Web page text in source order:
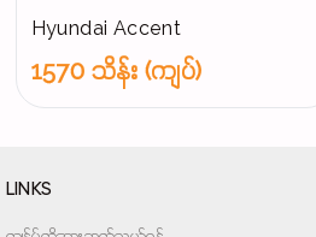
Hyundai Accent
1570 သိန်း (ကျပ်)
LINKS